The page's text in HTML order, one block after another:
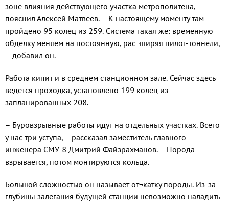
зоне влияния действующего участка метрополитена, –
пояснил Алексей Матвеев. – К настоящему моменту там
пройдено 95 колец из 259. Система такая же: временную
обделку меняем на постоянную, рас¬ширяя пилот-тоннели,
– добавил он.
Работа кипит и в среднем станционном зале. Сейчас здесь
ведется проходка, установлено 199 колец из
запланированных 208.
– Буровзрывные работы идут на отдельных участках. Всего
у нас три уступа, – рассказал заместитель главного
инженера СМУ-8 Дмитрий Файзрахманов. – Порода
взрывается, потом монтируются кольца.
Большой сложностью он называет от¬катку породы. Из-за
глубины залегания будущей станции невозможно наладить